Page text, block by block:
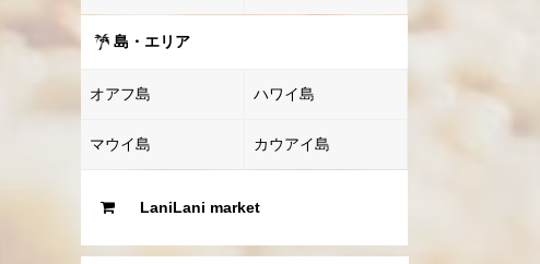
島・エリア
オアフ島 ハワイ島
マウイ島 カウアイ島
LaniLani market